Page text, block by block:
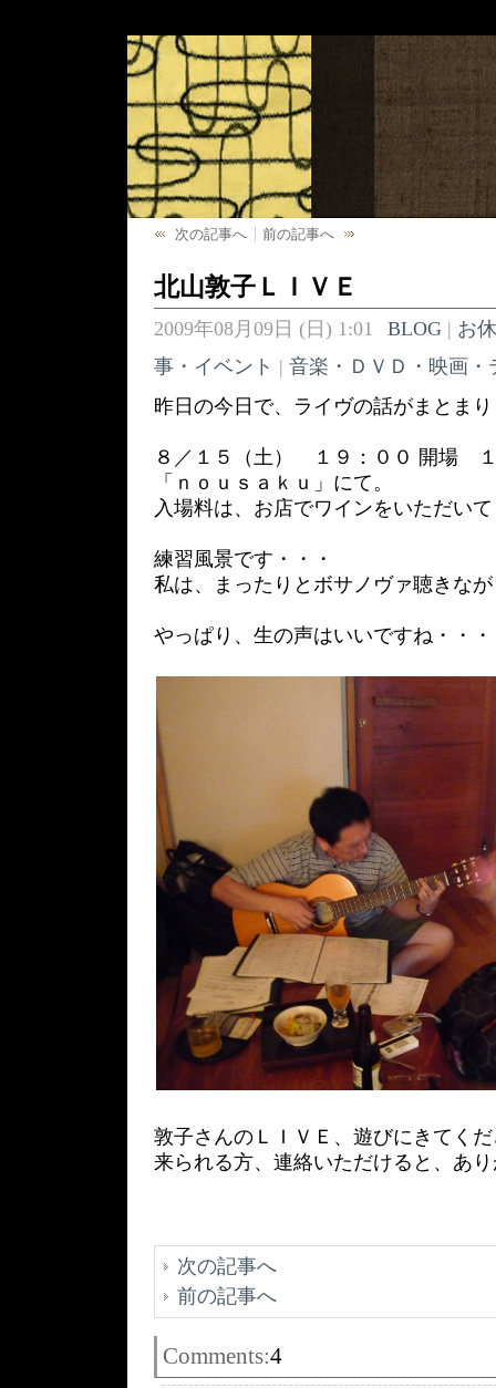
次の記事へ 前の記事へ
北山敦子ＬＩＶＥ
2009年08月09日 (日) 1:01 BLOG| お
事・イベント | 音楽・ＤＶＤ・映画・
昨日の今日で、ライヴの話がまとま
８／１５（土） １９：００ 開場
「ｎｏｕｓａｋｕ」にて。
入場料は、お店でワインをいただい
練習風景です・・・
私は、まったりとボサノヴァ聴きな
やっぱり、生の声はいいですね・・・
敦子さんのＬＩＶＥ、遊びにきてく
来られる方、連絡いただけると、あ
次の記事へ
前の記事へ
Comments:4